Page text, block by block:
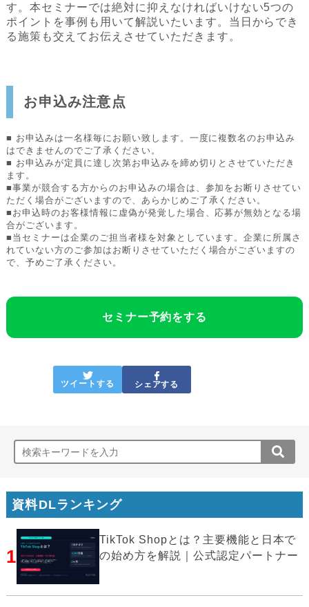
す。本セミナーでは絶対に抑えなければいけない5つの
ポイントを事例も用いて解説いたいます。当日からでき
る施策も交えてお伝えさせていただきます。
お申込み注意点
■ お申込みは一名様毎にお願い致します。一度に複数名のお申込み
はできませんのでご了承ください。
■ お申込みが定員に達し次第お申込みを締め切りとさせていただき
ます。
■事業が競合する方からのお申込みの場合は、参加をお断りさせてい
ただく場合がございますので、あらかじめご了承ください。
■お申込時のお客様情報に虚偽が発覚した場合、応募が無効となる場
合がございます。
■当セミナーは企業のご担当者様を対象としています。企業に所属さ
れていない方のご参加はお断りさせていただく場合がございますの
で、予めご了承ください。
セミナー予約をする
ツイートする シェアする
資料DLランキング
1
TikTok Shopとは？主要機能と日本で
の始め方を解説｜公式認定パートナー